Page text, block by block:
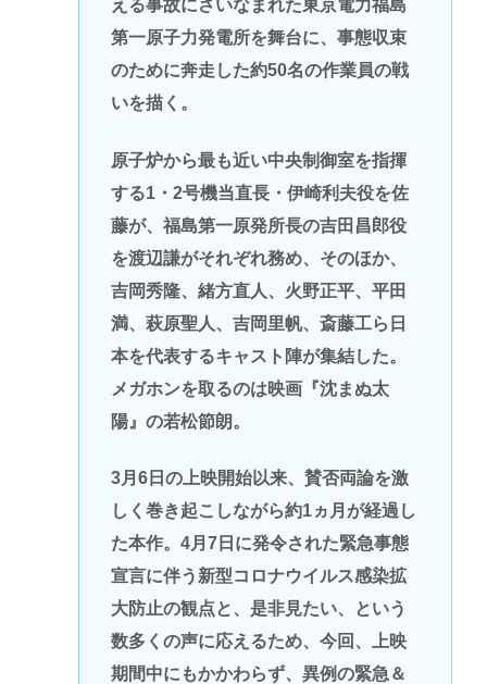
える事故にさいなまれた東京電力福島
第一原子力発電所を舞台に、事態収束
のために奔走した約50名の作業員の戦
いを描く。
原子炉から最も近い中央制御室を指揮
する1・2号機当直長・伊崎利夫役を佐
藤が、福島第一原発所長の吉田昌郎役
を渡辺謙がそれぞれ務め、そのほか、
吉岡秀隆、緒方直人、火野正平、平田
満、萩原聖人、吉岡里帆、斎藤工ら日
本を代表するキャスト陣が集結した。
メガホンを取るのは映画『沈まぬ太
陽』の若松節朗。
3月6日の上映開始以来、賛否両論を激
しく巻き起こしながら約1ヵ月が経過し
た本作。4月7日に発令された緊急事態
宣言に伴う新型コロナウイルス感染拡
大防止の観点と、是非見たい、という
数多くの声に応えるため、今回、上映
期間中にもかかわらず、異例の緊急＆